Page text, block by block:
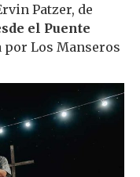
Patzer, de
el Puente
Los Manseros